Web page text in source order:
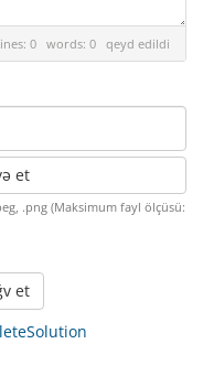
0 words: 0 qeyd edildi
et
.png (Maksimum fayl ölçüsü:
et